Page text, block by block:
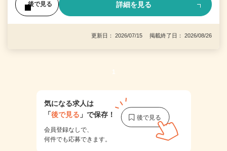
後で見る 詳細を見る
更新日： 2026/07/15 掲載終了日： 2026/08/26
1
気になる求人は
「後で見る 」で保存！
会員登録なしで、
何件でも応募できます。